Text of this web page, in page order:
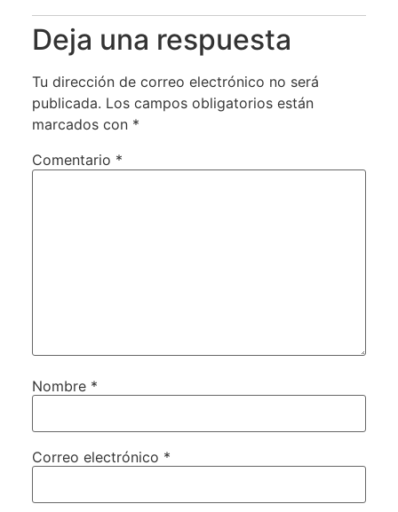
Deja una respuesta
Tu dirección de correo electrónico no será
publicada. Los campos obligatorios están
marcados con *
Comentario *
Nombre *
Correo electrónico *